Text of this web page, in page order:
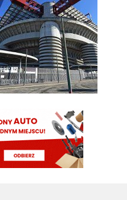
to on pyta czy może uwierzyć w
sam do siebie
to takie komiczne